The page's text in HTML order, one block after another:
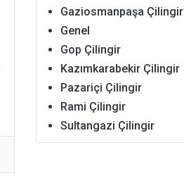
Gaziosmanpaşa Çilingir
Genel
Gop Çilingir
Kazımkarabekir Çilingir
Pazariçi Çilingir
Rami Çilingir
Sultangazi Çilingir